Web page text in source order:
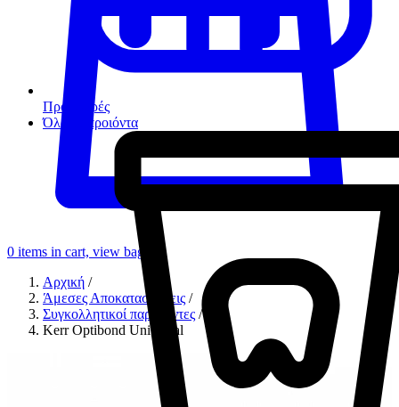
Προσφορές
Όλα τα προιόντα
0 items in cart, view bag
Αρχική /
Άμεσες Αποκαταστάσεις /
Συγκολλητικοί παράγοντες /
Kerr Optibond Universal